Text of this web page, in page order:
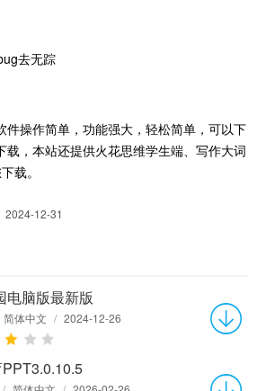
去无踪
件操作简单，功能强大，轻松简单，可以下
载，本站还提供火花思维学生端、写作大词
载。
2024-12-31
电脑版最新版
简体中文 / 2024-12-26